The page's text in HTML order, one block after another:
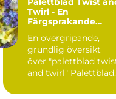
Twirl - En
Färgsprakande
En övergripande,
grundlig översikt
över "palettblad
and twirl" Palettblad